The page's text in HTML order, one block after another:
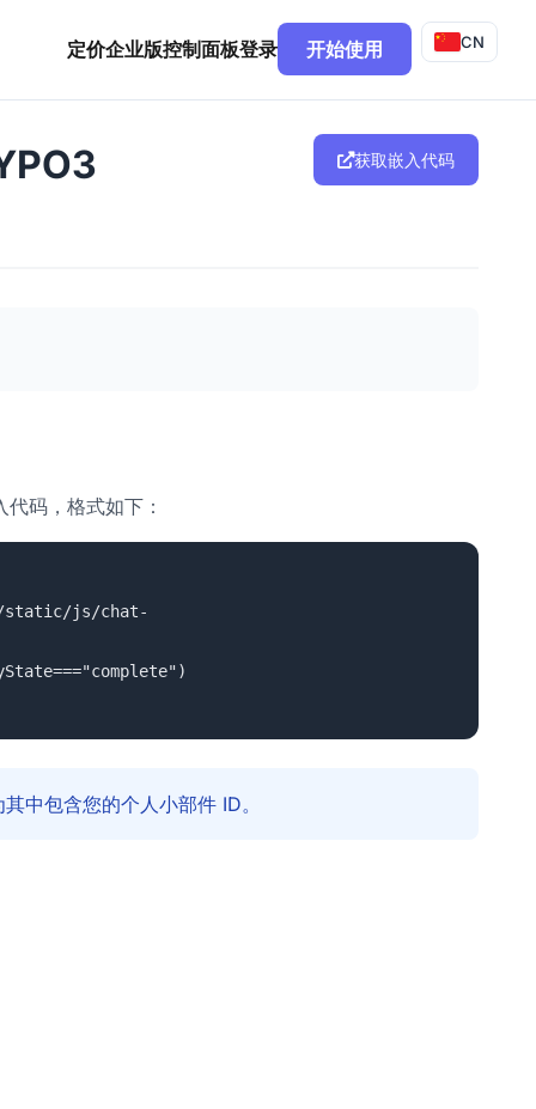
定价企业版控制面板登录 开始使用 CN
获取嵌入代码
码，格式如下：
static/js/chat-
中包含您的个人小部件 ID。